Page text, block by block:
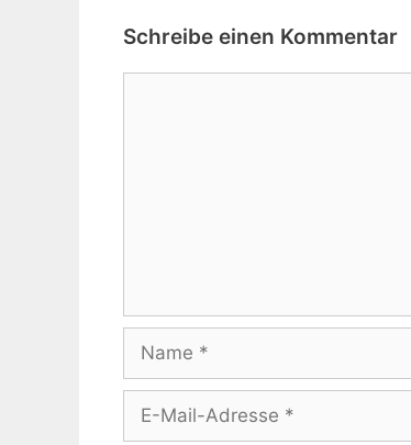
Schreibe einen Kommentar
Name